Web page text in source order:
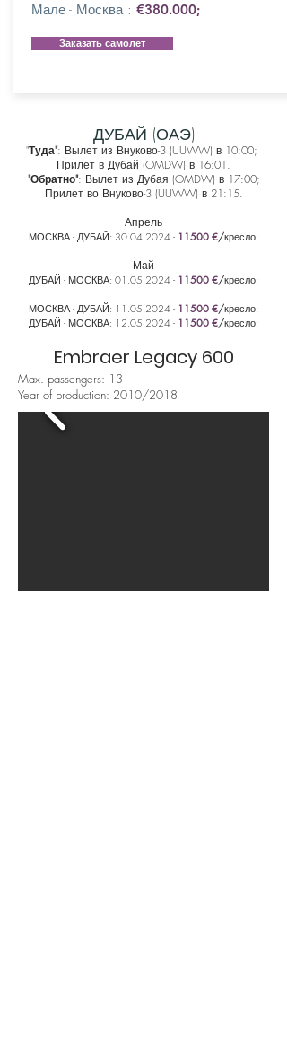
Мале - Москва : €380.000;
Заказать самолет
ДУБАЙ (ОАЭ)
"Туда": Вылет из Внуково-3 (UUWW) в 10:00;
Прилет в Дубай (OMDW) в 16:01.
"Обратно": Вылет из Дубая (OMDW) в 17:00;
Прилет во Внуково-3 (UUWW) в 21:15.
Апрель
МОСКВА - ДУБАЙ: 30.04.2024 - 11500 €/кресло;
Май
ДУБАЙ - МОСКВА: 01.05.2024 - 1 1500 €/кресло;
МОСКВА - ДУБАЙ: 11 .05.2024 - 11500 €/кресло;
ДУБАЙ - МОСКВА: 12.05.2024 - 1 1500 €/кресло;
Embraer Legacy 600
Max. passengers: 13
Year of production: 2010/2018